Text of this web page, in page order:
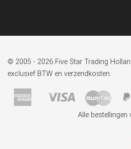
© 2005 - 2026 Five Star Trading
exclusief BTW en verzendkosten.
Alle bestellingen